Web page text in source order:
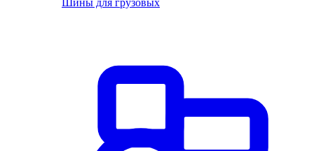
Шины для грузовых